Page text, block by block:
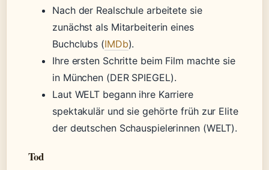
Nach der Realschule arbeitete sie
zunächst als Mitarbeiterin eines
Buchclubs (IMDb).
Ihre ersten Schritte beim Film machte sie
in München (DER SPIEGEL).
Laut WELT begann ihre Karriere
spektakulär und sie gehörte früh zur Elite
der deutschen Schauspielerinnen (WELT).
Tod